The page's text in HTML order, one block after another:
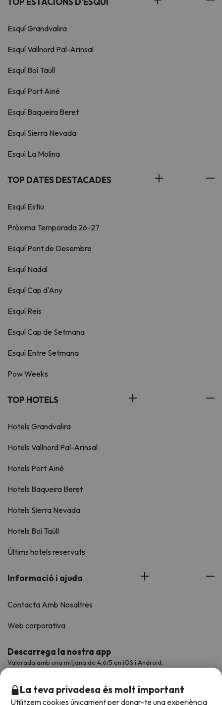
Esquí Grandvalira
Esquí Vallnord Pal-Arinsal
Esquí Boí Taüll
Esquí Port Ainé
Esquí Baqueira Beret
Esquí Sierra Nevada
Esquí La Molina
TOP DATES DESTACADES
Esquí Estiu
Pròxima Temporada 26-27
Esquí Pont de Desembre
Esquí Nadal
Esquí Cap d'Any
Esquí Reis
Esquí Cap de Setmana
Esquí Entre Setmana
Pow Weeks
TOP HOTELS
Hotels Grandvalira
Hotels Vallnord Pal-Arinsal
Hotels Port Ainé
Hotels Baqueira Beret
Hotels Sierra Nevada
Hotels Boí Taüll
Últims hotels reservats
Informació i ajuda
Contacta Amb Nosaltres
Web corporativa
Descarrega la nostra app
Valorada amb una mitjana de 4,6/5 en iOS i Android.
La teva privadesa és molt important
Utilitzem cookies únicament per donar-te una experiència